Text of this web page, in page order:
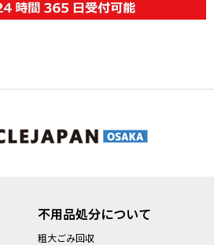
不用品処分について
粗大ごみ回収